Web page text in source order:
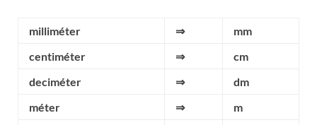
milliméter ⇒
mm
centiméter
⇒
cm
deciméter
⇒
dm
méter
⇒
m